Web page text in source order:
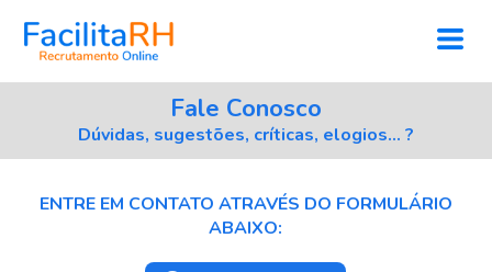
Fale Conosco
Dúvidas, sugestões, críticas, elogios... ?
ENTRE EM CONTATO ATRAVÉS DO FORMULÁRIO
ABAIXO: